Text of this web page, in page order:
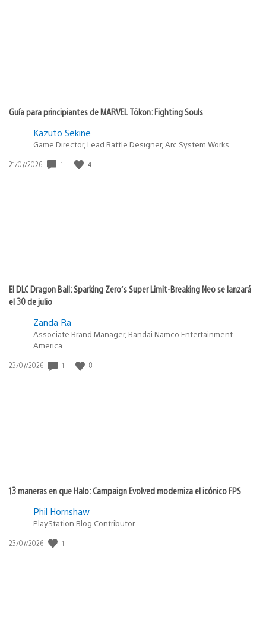
Guía para principiantes de MARVEL Tōkon: Fighting Souls
Kazuto Sekine
Game Director, Lead Battle Designer, Arc System Works
Fecha
21/07/2026 1 4
El DLC Dragon Ball: Sparking Zero’s Super Limit-Breaking Neo se lanzará
el 30 de julio
Zanda Ra
Associate Brand Manager, Bandai Namco Entertainment
America
Fecha
23/07/2026 1 8
13 maneras en que Halo: Campaign Evolved moderniza el icónico FPS
Phil Hornshaw
PlayStation Blog Contributor
Fecha
23/07/2026 1